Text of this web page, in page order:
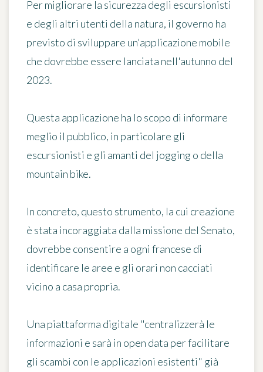
Permigliorare la sicurezza degli escursionisti
e degli altri utenti della natura, il governo ha
previsto di sviluppare un'applicazione mobile
che dovrebbe essere lanciata nell'autunno del
2023.
Questa applicazione ha lo scopo di informare
meglio il pubblico, in particolare gli
escursionisti e gli amanti del jogging o della
mountain bike.
In concreto, questo strumento, la cui creazione
è stata incoraggiata dalla missione del Senato,
dovrebbe consentire a ogni francese di
identificare le aree e gli orari non cacciati
vicino a casa propria.
Una piattaforma digitale "centralizzerà le
informazioni e sarà in open data per facilitare
gli scambi con le applicazioni esistenti" già